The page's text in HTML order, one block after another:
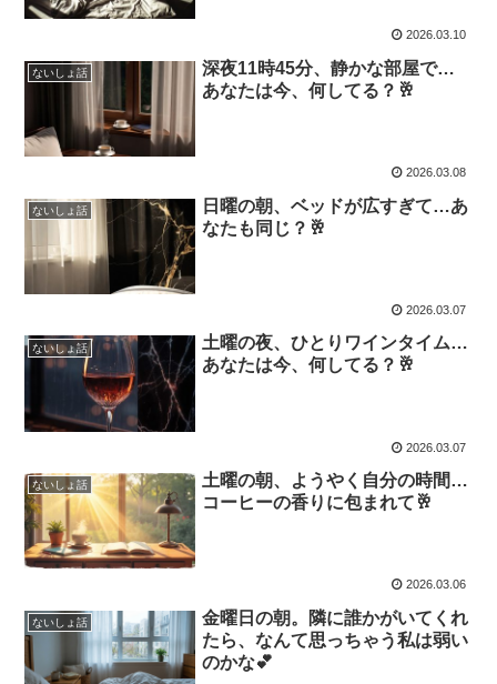
2026.03.10
ないしょ話
深夜11時45分、静かな部屋で…
あなたは今、何してる？🥂
2026.03.08
ないしょ話
日曜の朝、ベッドが広すぎて…あ
なたも同じ？🥂
2026.03.07
ないしょ話
土曜の夜、ひとりワインタイム…
あなたは今、何してる？🥂
2026.03.07
ないしょ話
土曜の朝、ようやく自分の時間…
コーヒーの香りに包まれて🥂
2026.03.06
ないしょ話
金曜日の朝。隣に誰かがいてくれ
たら、なんて思っちゃう私は弱い
のかな💕